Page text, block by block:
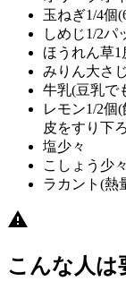
玉ねぎ1/4個
しめじ1/2パ
ほうれん草1
みりん大さ
牛乳(豆乳で
レモン1/2個
皮をすり下
塩少々
こしょう 少々
ラカント(熱
こんな人は